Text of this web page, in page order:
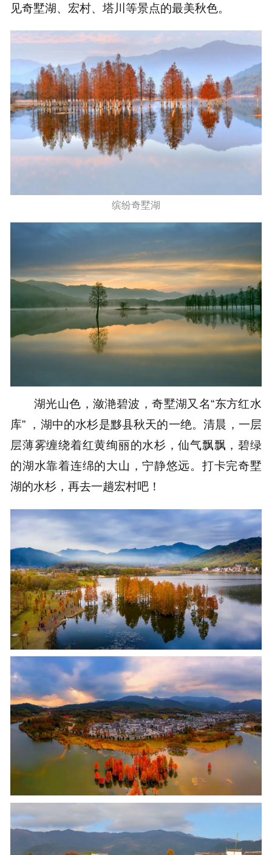
见奇墅湖、宏村、塔川等景点的最美秋色。
缤纷奇墅湖
湖光山色，潋滟碧波，奇墅湖又名“东方红水
库” ，湖中的水杉是黟县秋天的一绝。清晨，一层
层薄雾缠绕着红黄绚丽的水杉，仙气飘飘，碧绿
的湖水靠着连绵的大山，宁静悠远。打卡完奇墅
湖的水杉，再去一趟宏村吧！